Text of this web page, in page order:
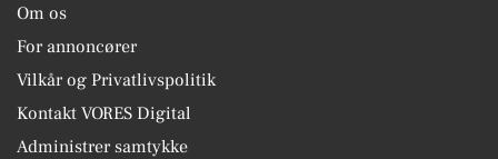
Om os
For annoncører
Vilkår og Privatlivspolitik
Kontakt VORES Digital
Administrer samtykke